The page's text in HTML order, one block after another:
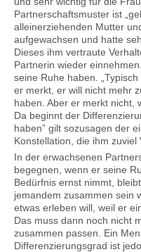
Partnerschaftsmuster ist
alleinerziehenden Mutter
aufgewachsen und hatte
Dieses ihm vertraute
Partnerin wieder
seine Ruhe haben.
er merkt, er will nicht mehr
haben. Aber er merkt nicht,
Da beginnt der
haben” gilt sozusagen der
Konstellation, die ihm zuviel
In der erwachsenen
begegnen, wenn er seine
Bedürfnis ernst nimmt,
jemandem zusammen sein
etwas erleben will, weil er
Das muss dann noch nicht
zusammen passen. Ein
Differenzierungsgrad ist